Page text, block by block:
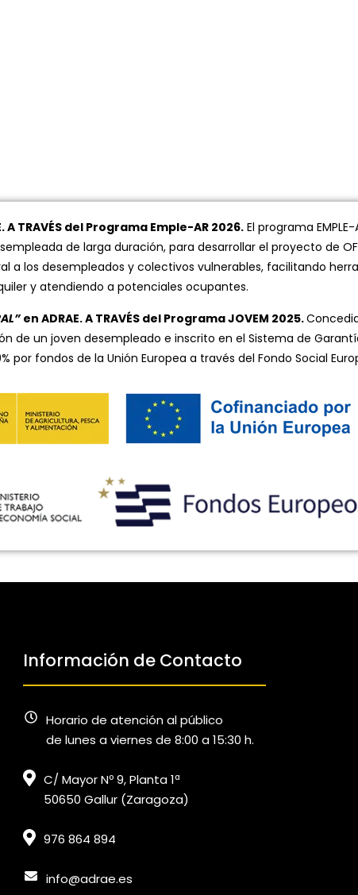
A TRAVÉS del Programa Emple-AR 2026. El programa
de larga duración, para desarrollar el proyecto de
a los desempleados y colectivos vulnerables, facilitando
y atendiendo a potenciales ocupantes.
en ADRAE. A TRAVÉS del Programa JOVEM 2025.
de un joven desempleado e inscrito en el Sistema de
fondos de la Unión Europea a través del Fondo Social
Información de Contacto
Horario de atención al público
de lunes a viernes de 8:00 a 15:30 h.
C/ Mayor Nº 9, Planta 1ª
50650 Gallur (Zaragoza)
976 864 894
info@adrae.es